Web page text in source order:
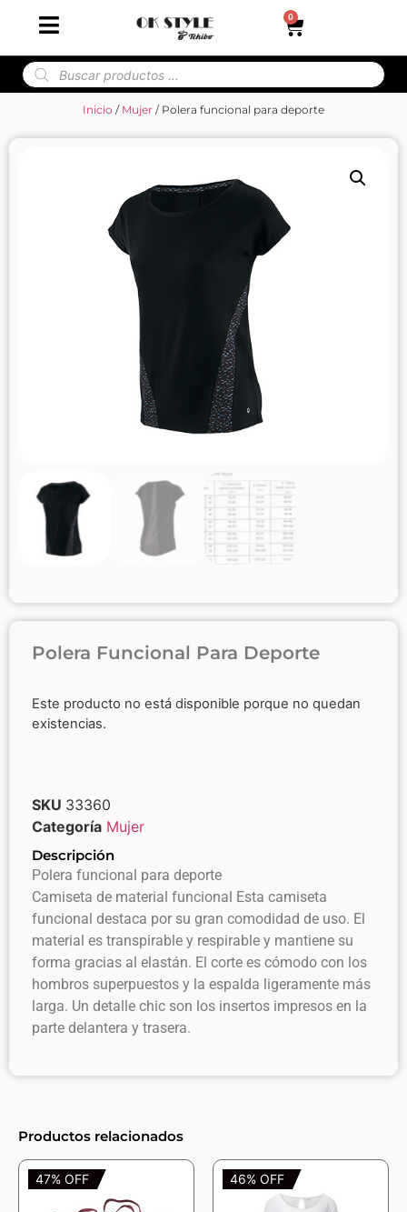
0
Inicio / Mujer / Polera funcional para deporte
Polera Funcional Para Deporte
Este producto no está disponible porque no quedan
existencias.
SKU 33360
Categoría Mujer
Descripción
Polera funcional para deporte
Camiseta de material funcional Esta camiseta
funcional destaca por su gran comodidad de uso. El
material es transpirable y respirable y mantiene su
forma gracias al elastán. El corte es cómodo con los
hombros superpuestos y la espalda ligeramente más
larga. Un detalle chic son los insertos impresos en la
parte delantera y trasera.
Productos relacionados
47% OFF 46% OFF